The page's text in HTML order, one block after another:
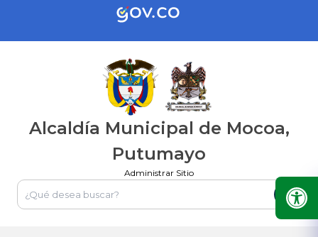
Alcaldía Municipal de Mocoa,
Putumayo
Administrar Sitio